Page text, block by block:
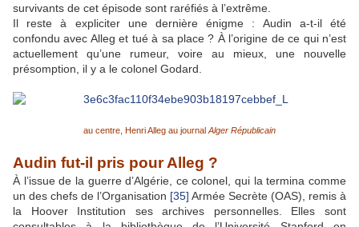
survivants de cet épisode sont raréfiés à l’extrême.
Il reste à expliciter une dernière énigme : Audin a-t-il été
confondu avec Alleg et tué à sa place ? À l’origine de ce qui n’est
actuellement qu’une rumeur, voire au mieux, une nouvelle
présomption, il y a le colonel Godard.
au centre, Henri Alleg au journal Alger Républicain
Audin fut-il pris pour Alleg ?
À l’issue de la guerre d’Algérie, ce colonel, qui la termina comme
un des chefs de l’Organisation [35] Armée Secrète (OAS), remis à
la Hoover Institution ses archives personnelles. Elles sont